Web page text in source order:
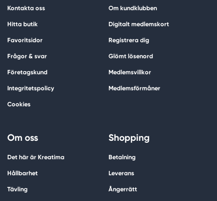
Kontakta oss
Hitta butik
Favoritsidor
Frågor & svar
Företagskund
Integritetspolicy
Cookies
Om kundklubben
Digitalt medlemskort
Registrera dig
Glömt lösenord
Medlemsvillkor
Medlemsförmåner
Om oss
Det här är Kreatima
Hållbarhet
Tävling
Shopping
Betalning
Leverans
Ångerrätt